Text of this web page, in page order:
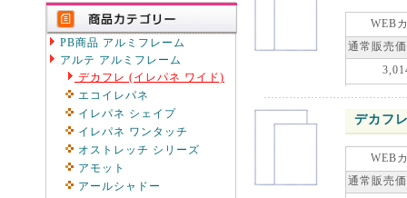
PB商品 アルミフレーム
アルテ アルミフレーム
デカフレ (イレパネ ワイド)
エコイレパネ
イレパネ シェイプ
イレパネ ワンタッチ
オストレッチ シリーズ
アモット
アールシャドー
WEB
通常販売
デカフ
WEB
通常販売